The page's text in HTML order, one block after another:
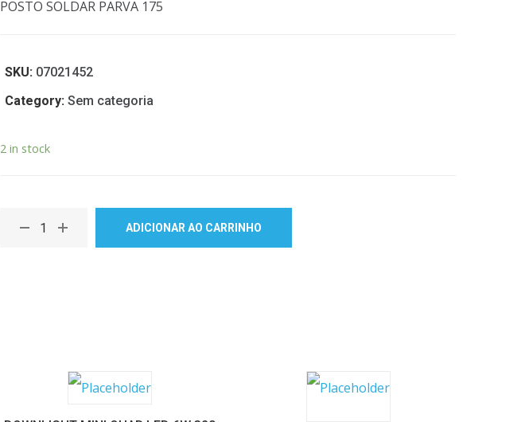
POSTO SOLDAR PARVA 175
SKU: 07021452
Category: Sem categoria
2 in stock
ADICIONAR AO CARRINHO